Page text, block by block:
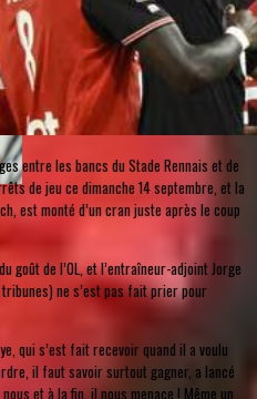
entre les bancs du Stade Rennais et de
de jeu ce dimanche 14 septembre, et la
est monté d’un cran juste après le coup
goût de l’OL, et l’entraîneur-adjoint Jorge
ne s’est pas fait prier pour
qui s’est fait recevoir quand il a voulu
il faut savoir surtout gagner, a lancé
et à la fin, il nous menace ! Même un